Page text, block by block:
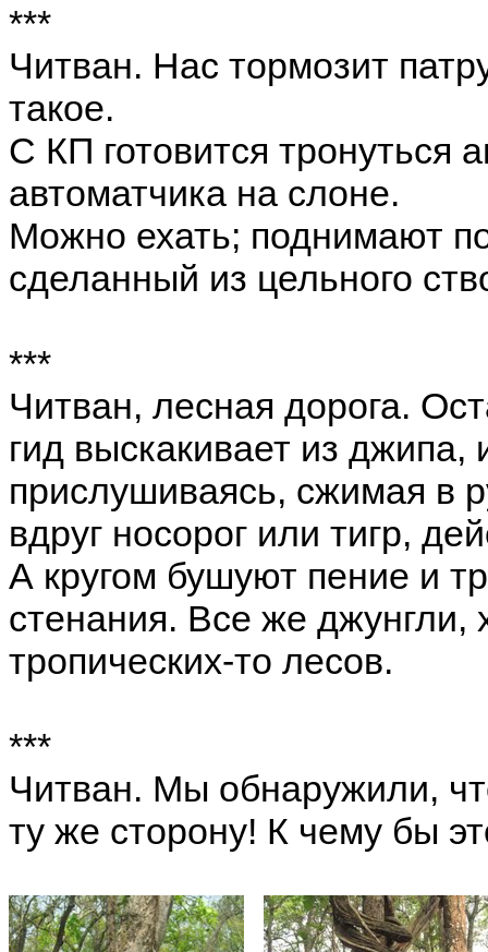
***
Читван. Нас тормозит
такое.
С КП готовится тронуться
автоматчика на слоне.
Можно ехать; поднимают
сделанный из цельного
***
Читван, лесная дорога.
гид выскакивает из джипа,
прислушиваясь, сжимая в
вдруг носорог или тигр,
А кругом бушуют пение и
стенания. Все же джунгли,
тропических-то лесов.
***
Читван. Мы обнаружили,
ту же сторону! К чему бы